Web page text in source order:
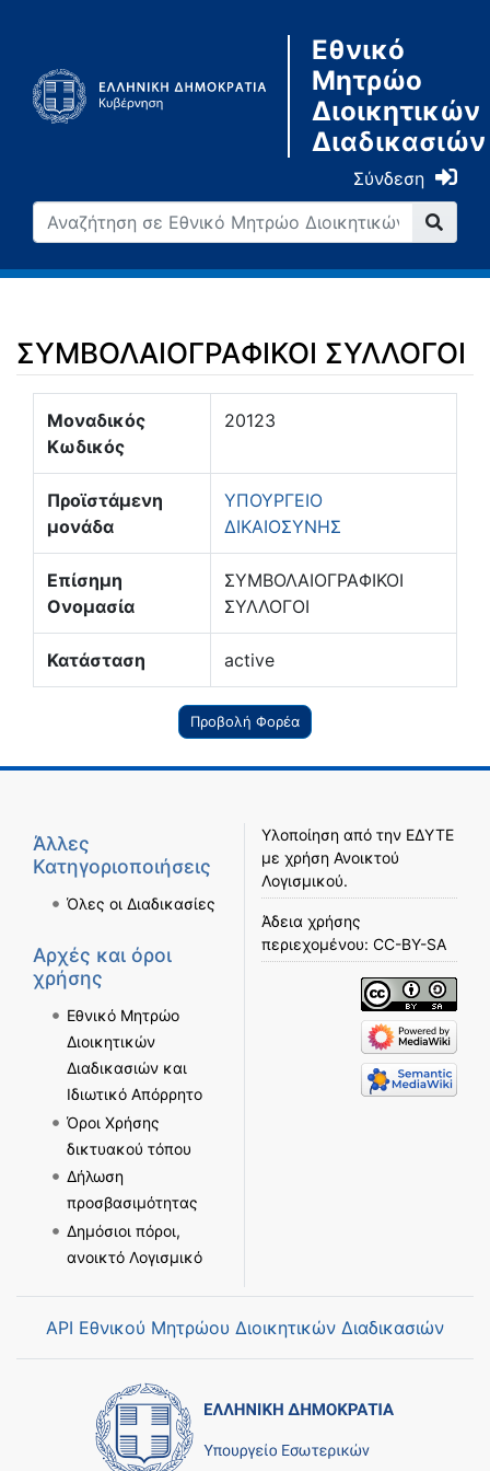
Εθνικό
Μητρώο
Διοικητικών
Διαδικασιών
Σύνδεση
ΣΥΜΒΟΛΑΙΟΓΡΑΦΙΚΟΙ ΣΥΛΛΟΓΟΙ
Μοναδικός
Κωδικός
20123
Προϊστάμενη
μονάδα
ΥΠΟΥΡΓΕΙΟ
ΔΙΚΑΙΟΣΥΝΗΣ
Επίσημη
Ονομασία
ΣΥΜΒΟΛΑΙΟΓΡΑΦΙΚΟΙ
ΣΥΛΛΟΓΟΙ
Κατάσταση active
Προβολή Φορέα
Άλλες
Κατηγοριοποιήσεις
Όλες οι Διαδικασίες
Αρχές και όροι
χρήσης
Εθνικό Μητρώο
Διοικητικών
Διαδικασιών και
Ιδιωτικό Απόρρητο
Όροι Χρήσης
δικτυακού τόπου
Δήλωση
προσβασιμότητας
Δημόσιοι πόροι,
ανοικτό Λογισμικό
Υλοποίηση από την ΕΔΥΤΕ
με χρήση Ανοικτού
Λογισμικού.
Άδεια χρήσης
περιεχομένου: CC-BY-SA
API Εθνικού Μητρώου Διοικητικών Διαδικασιών